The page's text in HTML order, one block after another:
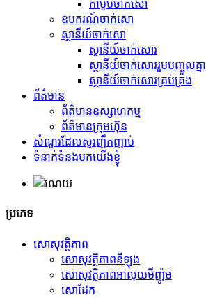
កាបូបចាក់សោ
ឧបករណ៍ចាក់សោ
ស្ថានីយ៍ចាក់សោ
ស្ថានីយ៍ចាក់សោរ
ស្ថានីយ៍ចាក់សោររួមបញ្ចូលគ្នា
ស្ថានីយ៍ចាក់សោរគ្រប់គ្រង
ព័ត៌មាន
ព័ត៌មានឧស្សាហកម្ម
ព័ត៌មានក្រុមហ៊ុន
សំណួរដែលសួរញឹកញាប់
ទំនាក់ទំនងមកយើងខ្ញុំ
ប្រភេទ
សោសុវត្ថិភាព
សោសុវត្ថិភាពនីឡុង
សោសុវត្ថិភាពអាលុយមីញ៉ូម
សោដែក